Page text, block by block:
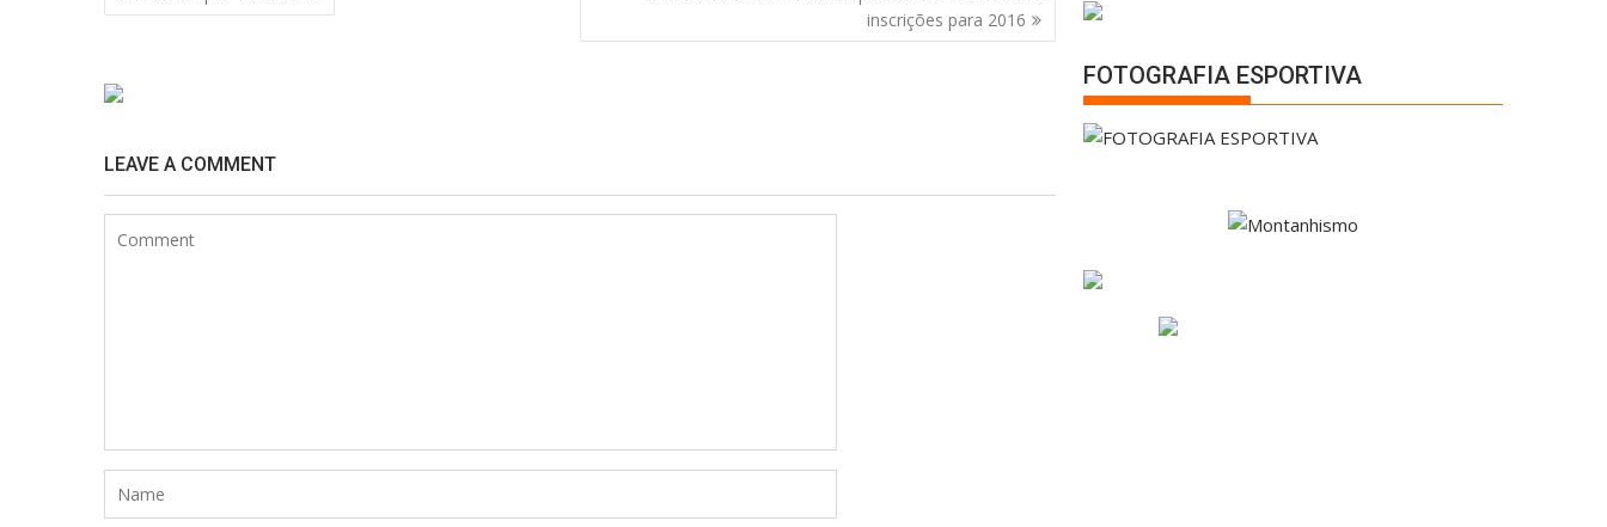
de
inscrições para 2016
LEAVE A COMMENT
FOTOGRAFIA ESPORTIVA